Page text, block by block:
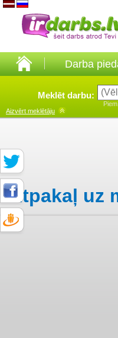
Darba
Meklēt darbu:
Aizvērt meklētāju
Atpakaļ uz